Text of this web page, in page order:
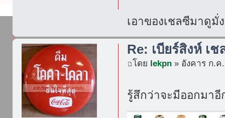
เอาของเชลซีมาดูมั่
Re: เบียร์สิงห์ เ
โดย lekpn » อังคาร ก.ค.
รู้สึกว่าจะมีออกมา